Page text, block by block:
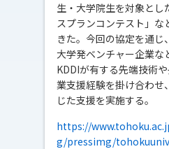
生・大学院生を対象とし
スプランコンテスト」な
きた。今回の協定を通じ
大学発ベンチャー企業な
KDDIが有する先端技術
業支援経験を掛け合わせ
じた支援を実施する。
https://
g/pressimg/